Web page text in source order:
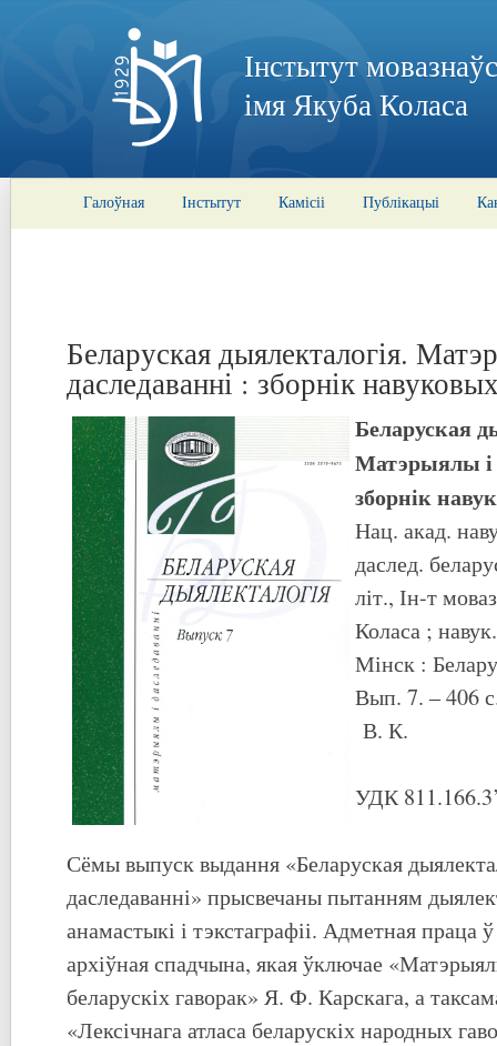
Інстытут
імя Якуба Коласа
Галоўная Інстытут Камісіі Публікацыі
Беларуская дыялекталогія.
даследаванні : зборнік
Беларуская
Матэрыялы і
зборнік
Нац. акад.
даслед.
літ., Ін-т
Коласа ;
Мінск :
Вып. 7. ‒ 406
В. К.
УДК
Сёмы выпуск выдання «Беларуская
даследаванні» прысвечаны пытанням
анамастыкі і тэкстаграфіі. Адметная праца
архіўная спадчына, якая ўключае
беларускіх гаворак» Я. Ф. Карскага, а
«Лексічнага атласа беларускіх народных